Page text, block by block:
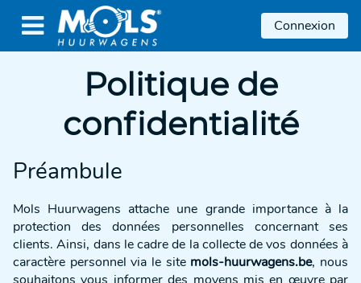
 Connexion
Politique de
confidentialité
Préambule
Mols Huurwagens attache une grande importance à la
protection des données personnelles concernant ses
clients. Ainsi, dans le cadre de la collecte de vos données à
caractère personnel via le site mols-huurwagens.be, nous